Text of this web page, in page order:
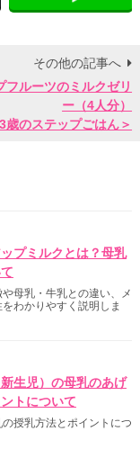
その他の記事へ
フルーツのミルクゼリ
ー（4人分）
歳のステップごはん＞
プミルクとは？母乳
母乳・牛乳との違い、メ
わかりやすく説明しま
生児）の母乳のあげ
トについて
授乳方法とポイントにつ